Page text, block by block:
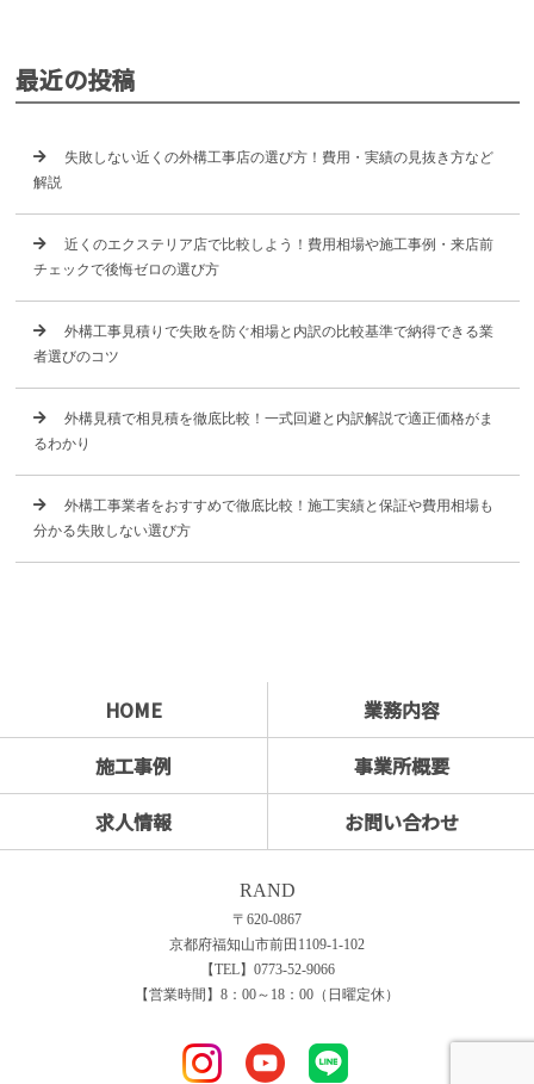
最近の投稿
失敗しない近くの外構工事店の選び方！費用・実績の見抜き方など
解説
近くのエクステリア店で比較しよう！費用相場や施工事例・来店前
チェックで後悔ゼロの選び方
外構工事見積りで失敗を防ぐ相場と内訳の比較基準で納得できる業
者選びのコツ
外構見積で相見積を徹底比較！一式回避と内訳解説で適正価格がま
るわかり
外構工事業者をおすすめで徹底比較！施工実績と保証や費用相場も
分かる失敗しない選び方
HOME
業務内容
施工事例
事業所概要
求人情報
お問い合わせ
RAND
〒620-0867
京都府福知山市前田1109-1-102
【TEL】0773-52-9066
【営業時間】8：00～18：00（日曜定休）